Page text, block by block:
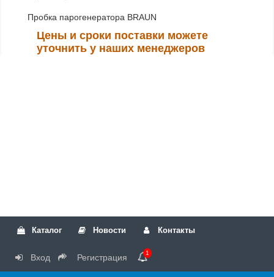
Пробка парогенератора BRAUN
Цены и сроки поставки можете
уточнить у наших менеджеров
Каталог Новости Контакты
Вход Регистрация 1